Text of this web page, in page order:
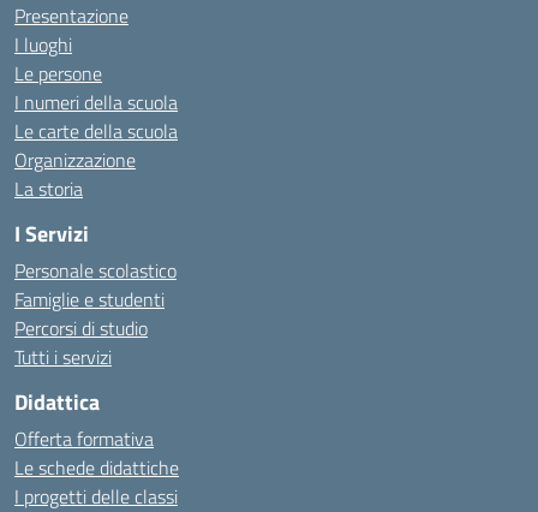
Presentazione
I luoghi
Le persone
I numeri della scuola
Le carte della scuola
Organizzazione
La storia
I Servizi
Personale scolastico
Famiglie e studenti
Percorsi di studio
Tutti i servizi
Didattica
Offerta formativa
Le schede didattiche
I progetti delle classi